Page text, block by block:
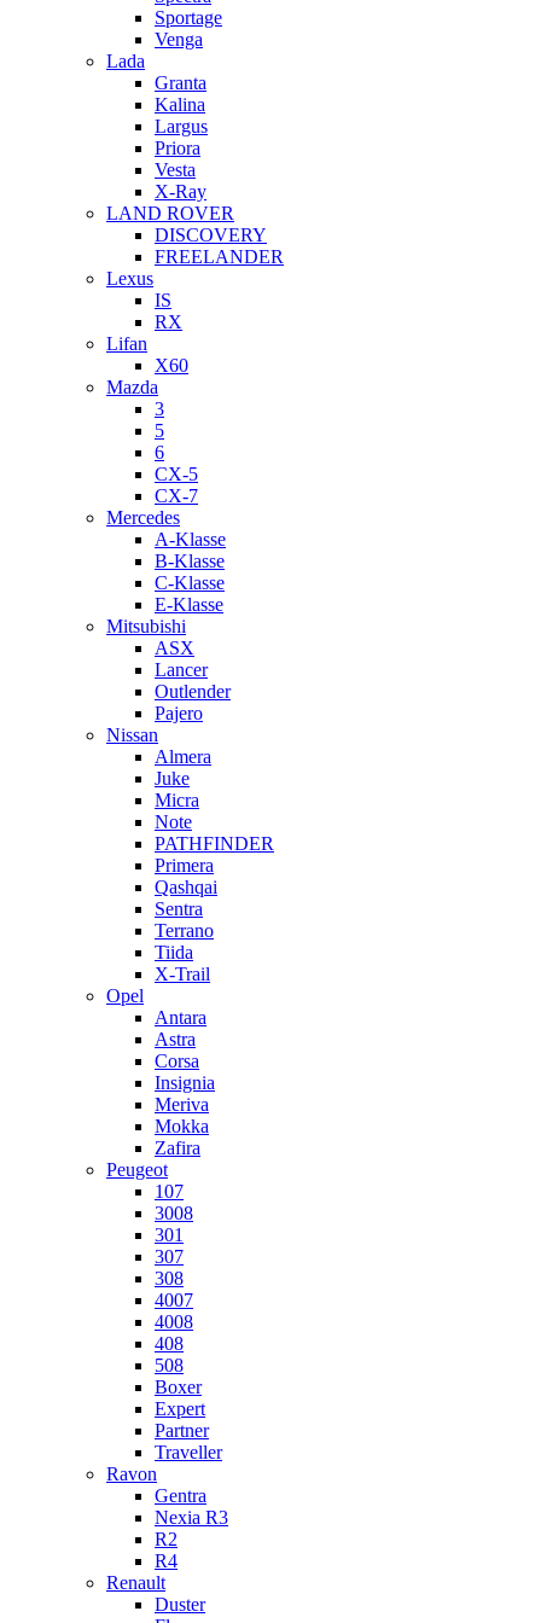
Sportage
Venga
Lada
Granta
Kalina
Largus
Priora
Vesta
X-Ray
LAND ROVER
DISCOVERY
FREELANDER
Lexus
IS
RX
Lifan
X60
Mazda
3
5
6
CX-5
CX-7
Mercedes
A-Klasse
B-Klasse
C-Klasse
E-Klasse
Mitsubishi
ASX
Lancer
Outlender
Pajero
Nissan
Almera
Juke
Micra
Note
PATHFINDER
Primera
Qashqai
Sentra
Terrano
Tiida
X-Trail
Opel
Antara
Astra
Corsa
Insignia
Meriva
Mokka
Zafira
Peugeot
107
3008
301
307
308
4007
4008
408
508
Boxer
Expert
Partner
Traveller
Ravon
Gentra
Nexia R3
R2
R4
Renault
Duster